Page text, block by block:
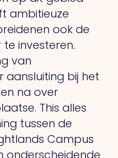
ambitieuze
ook de
investeren.
van
aansluiting bij het
na over
This alles
tussen de
Campus
onderscheidende